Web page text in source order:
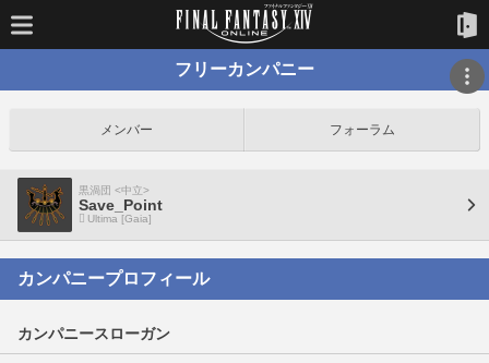
フリーカンパニー
メンバー フォーラム
黒渦団 <中立>
Save_Point
Ultima [Gaia]
カンパニープロフィール
カンパニースローガン